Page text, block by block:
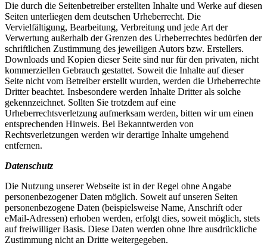
Die durch die Seitenbetreiber erstellten Inhalte und Werke auf diesen
Seiten unterliegen dem deutschen Urheberrecht. Die
Vervielfältigung, Bearbeitung, Verbreitung und jede Art der
Verwertung außerhalb der Grenzen des Urheberrechtes bedürfen der
schriftlichen Zustimmung des jeweiligen Autors bzw. Erstellers.
Downloads und Kopien dieser Seite sind nur für den privaten, nicht
kommerziellen Gebrauch gestattet. Soweit die Inhalte auf dieser
Seite nicht vom Betreiber erstellt wurden, werden die Urheberrechte
Dritter beachtet. Insbesondere werden Inhalte Dritter als solche
gekennzeichnet. Sollten Sie trotzdem auf eine
Urheberrechtsverletzung aufmerksam werden, bitten wir um einen
entsprechenden Hinweis. Bei Bekanntwerden von
Rechtsverletzungen werden wir derartige Inhalte umgehend
entfernen.
Datenschutz
Die Nutzung unserer Webseite ist in der Regel ohne Angabe
personenbezogener Daten möglich. Soweit auf unseren Seiten
personenbezogene Daten (beispielsweise Name, Anschrift oder
eMail-Adressen) erhoben werden, erfolgt dies, soweit möglich, stets
auf freiwilliger Basis. Diese Daten werden ohne Ihre ausdrückliche
Zustimmung nicht an Dritte weitergegeben.